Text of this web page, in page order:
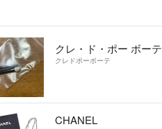
クレ・ド・ポー ボーテ
クレドポーボーテ
CHANEL